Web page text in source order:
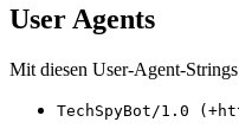
User Agents
Mit diesen User-Agent-
TechSpyBot/1.0